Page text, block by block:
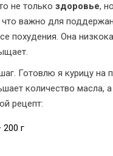
не только здоровье,
что важно для
похудения. Она
Готовлю я курицу на
количество масла, а
рецепт:
200 г